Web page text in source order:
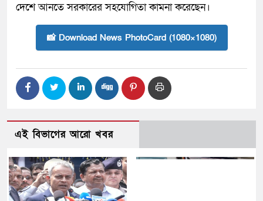
দেশে আনতে সরকারের সহযোগিতা কামনা করেছেন।
📸 Download News PhotoCard (1080×1080)
এই বিভাগের আরো খবর